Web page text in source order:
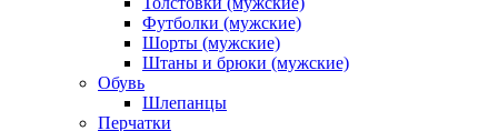
Футболки (мужские)
Шорты (мужские)
Штаны и брюки (мужские)
Обувь
Шлепанцы
Перчатки